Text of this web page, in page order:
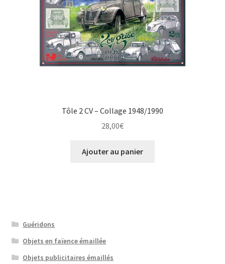
Tôle 2 CV – Collage 1948/1990
28,00€
Ajouter au panier
Guéridons
Objets en faïence émaillée
Objets publicitaires émaillés